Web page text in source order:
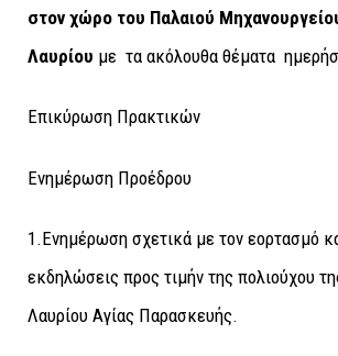
στον χώρο του Παλαιού
Λαυρίου με τα ακόλουθα θέματα
Επικύρωση Πρακτικών
Ενημέρωση Προέδρου
1.Ενημέρωση σχετικά με τον εορτασμό
εκδηλώσεις προς τιμήν της πολιούχου
Λαυρίου Αγίας Παρασκευής.